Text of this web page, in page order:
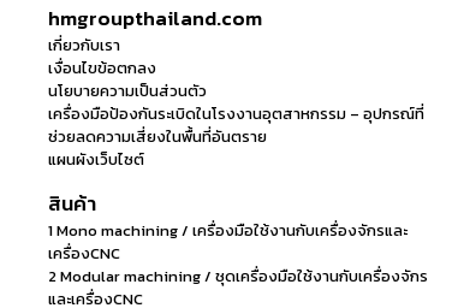
hmgroupthailand.com
เกี่ยวกับเรา
เงื่อนไขข้อตกลง
นโยบายความเป็นส่วนตัว
เครื่องมือป้องกันระเบิดในโรงงานอุตสาหกรรม – อุปกรณ์ที่
ช่วยลดความเสี่ยงในพื้นที่อันตราย
แผนผังเว็บไซต์
สินค้า
1 Mono machining / เครื่องมือใช้งานกับเครื่องจักรและ
เครื่องCNC
2 Modular machining / ชุดเครื่องมือใช้งานกับเครื่องจักร
และเครื่องCNC